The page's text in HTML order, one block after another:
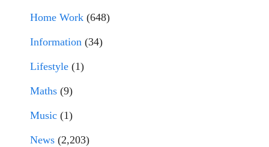
Home Work (648)
Information (34)
Lifestyle (1)
Maths (9)
Music (1)
News (2,203)